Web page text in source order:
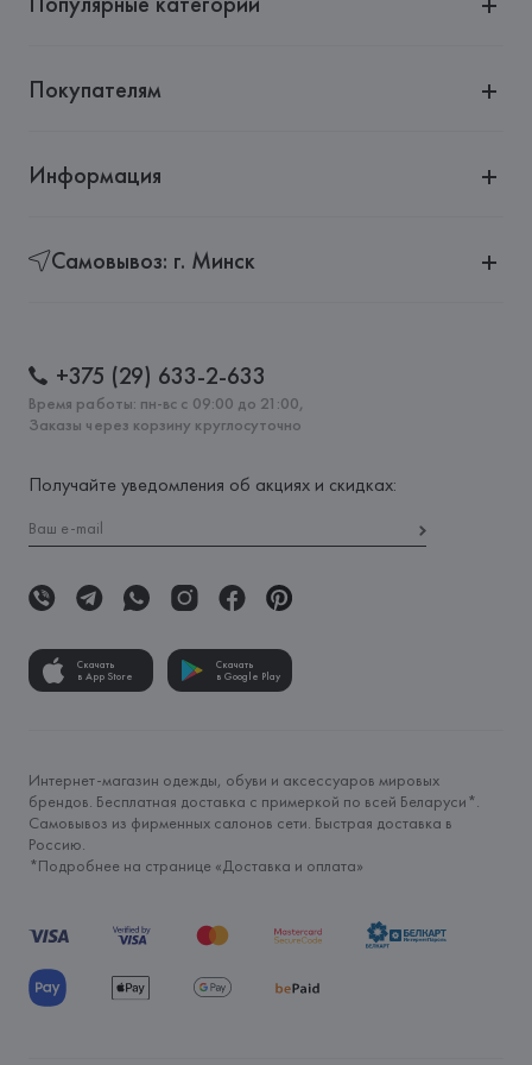
Покупателям
Информация
Самовывоз: г. Минск
+375 (29) 633-2-633
Время работы: пн-вс с 09:00 до 21:00,
Заказы через корзину круглосуточно
Получайте уведомления об акциях и скидках:
Скачать
в App Store
Скачать
в Google Play
Интернет-магазин одежды, обуви и аксессуаров мировых
брендов. Бесплатная доставка с примеркой по всей Беларуси*.
Самовывоз из фирменных салонов сети. Быстрая доставка в
Россию.
*Подробнее на странице «Доставка и оплата»